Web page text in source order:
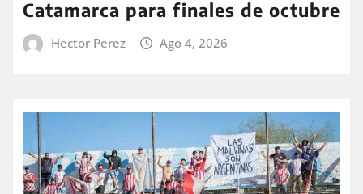
Catamarca para finales de octubre
Hector Perez Ago 4, 2026